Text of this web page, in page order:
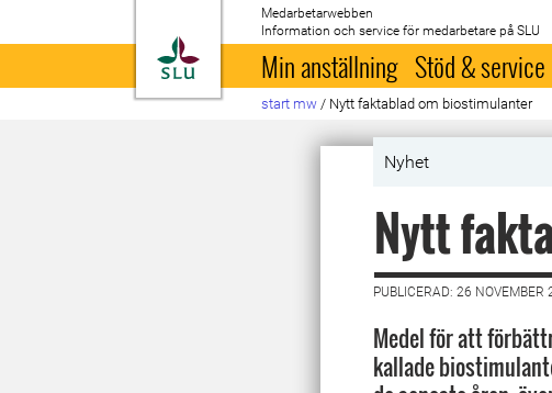
Till startsida
Medarbetarwebben
Information och service för medarbetare på SLU
Min anställning Stöd & service
start mw / Nytt faktablad om biostimulanter
Nyhet
Nytt
PUBLICERAD: 26 NOVEMBER
Medel för att
kallade